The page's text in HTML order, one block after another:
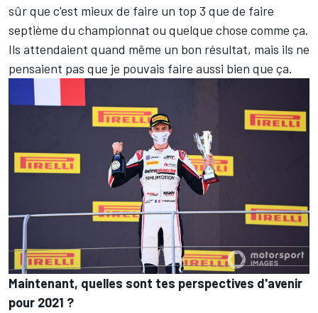
sûr que c'est mieux de faire un top 3 que de faire
septième du championnat ou quelque chose comme ça.
Ils attendaient quand même un bon résultat, mais ils ne
pensaient pas que je pouvais faire aussi bien que ça.
Maintenant, quelles sont tes perspectives d'avenir
pour 2021 ?